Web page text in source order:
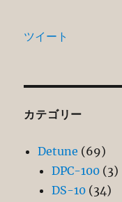
ツイート
カテゴリー
Detune (69)
DPC-100 (3)
DS-10 (34)